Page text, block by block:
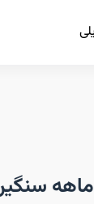
کارنامه ۱۱